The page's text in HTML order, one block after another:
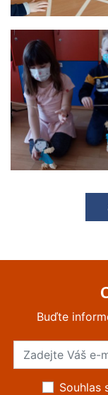
Buďte
Souhlas